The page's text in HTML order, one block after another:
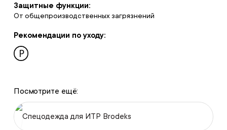
Защитные функции:
От общепроизводственных загрязнений
Рекомендации по уходу:
Посмотрите ещё:
Спецодежда для ИТР Brodeks